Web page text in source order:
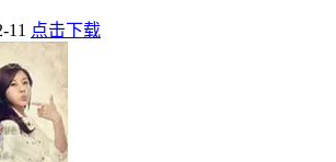
11 点击下载